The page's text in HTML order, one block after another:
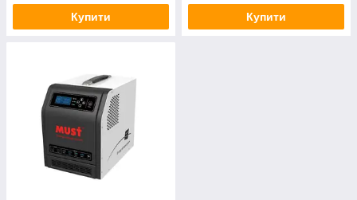
Купити Купити